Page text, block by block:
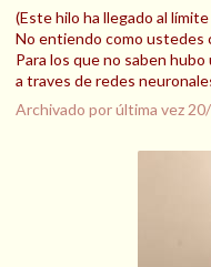
(Este hilo ha llegado al
No entiendo como ustedes
Para los que no saben
a traves de redes
Archivado por última vez